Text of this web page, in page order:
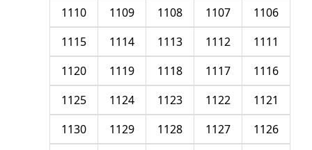
1106
1107
1108
1109
1110
1111
1112
1113
1114
1115
1116
1117
1118
1119
1120
1121
1122
1123
1124
1125
1126
1127
1128
1129
1130